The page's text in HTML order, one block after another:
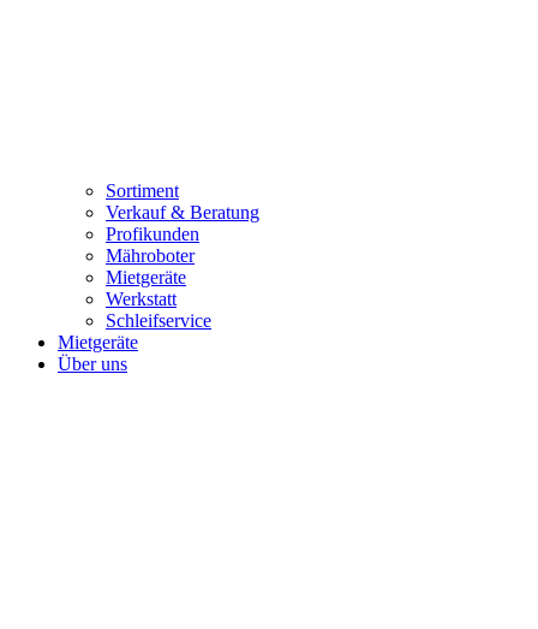
Sortiment
Verkauf & Beratung
Profikunden
Mähroboter
Mietgeräte
Werkstatt
Schleifservice
Mietgeräte
Über uns